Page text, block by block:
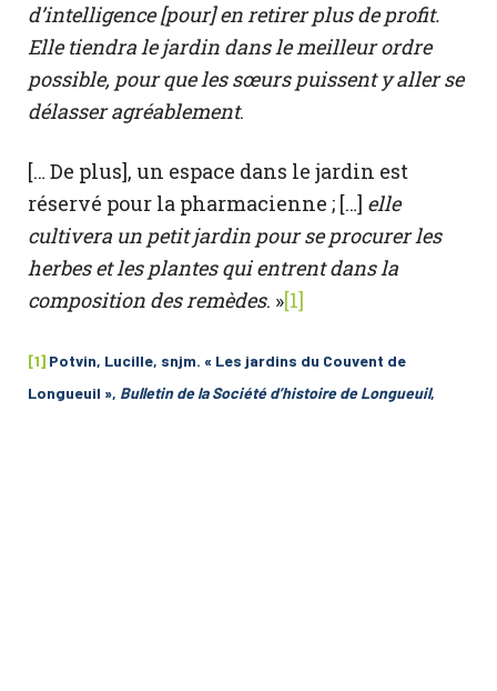
d’intelligence [pour] en retirer plus de profit.
Elle tiendra le jardin dans le meilleur ordre
possible, pour que les sœurs puissent y aller se
délasser agréablement.
[… De plus], un espace dans le jardin est
réservé pour la pharmacienne ; […] elle
cultivera un petit jardin pour se procurer les
herbes et les plantes qui entrent dans la
composition des remèdes. »[1]
[1] Potvin, Lucille, snjm. « Les jardins du Couvent de
Longueuil », Bulletin de la Société d’histoire de Longueuil,